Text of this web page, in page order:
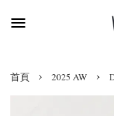
首頁 › 2025 AW ›